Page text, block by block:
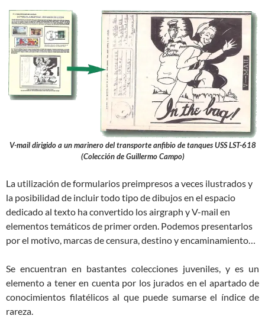
V-mail dirigido a un marinero del transporte anfibio de tanques USS LST-618
(Colección de Guillermo Campo)
La utilización de formularios preimpresos a veces ilustrados y
la posibilidad de incluir todo tipo de dibujos en el espacio
dedicado al texto ha convertido los airgraph y V-mail en
elementos temáticos de primer orden. Podemos presentarlos
por el motivo, marcas de censura, destino y encaminamiento…
Se encuentran en bastantes colecciones juveniles, y es un
elemento a tener en cuenta por los jurados en el apartado de
conocimientos filatélicos al que puede sumarse el índice de
rareza.